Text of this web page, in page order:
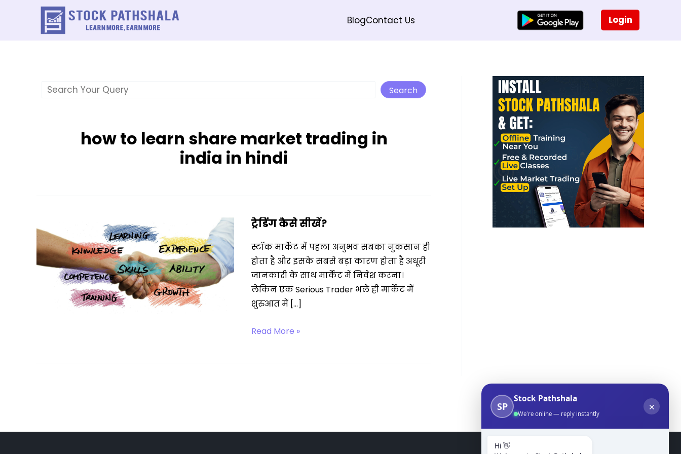
BlogContact Us Login
Search
how to learn share market trading in
india in hindi
ट्रेडिंग कैसे सीखें?
स्टॉक मार्केट में पहला अनुभव सबका नुकसान ही
होता है और इसके सबसे बड़ा कारण होता है अधूरी
जानकारी के साथ मार्केट में निवेश करना।
लेकिन एक Serious Trader भले ही मार्केट में
शुरुआत में […]
ट्रेडिंग
Read More »
SP
Stock Pathshala
We're online — reply instantly
✕
Hi 👋